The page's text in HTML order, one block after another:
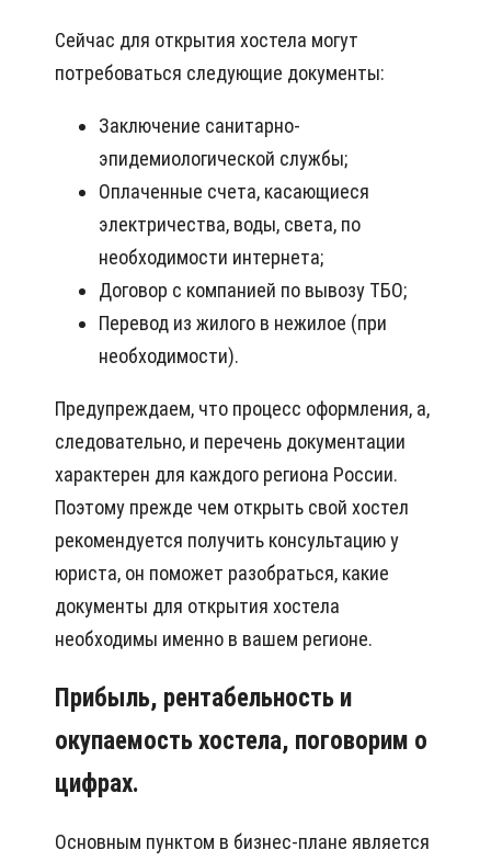
Сейчас для открытия хостела могут
потребоваться следующие документы:
Заключение санитарно-
эпидемиологической службы;
Оплаченные счета, касающиеся
электричества, воды, света, по
необходимости интернета;
Договор с компанией по вывозу ТБО;
Перевод из жилого в нежилое (при
необходимости).
Предупреждаем, что процесс оформления, а,
следовательно, и перечень документации
характерен для каждого региона России.
Поэтому прежде чем открыть свой хостел
рекомендуется получить консультацию у
юриста, он поможет разобраться, какие
документы для открытия хостела
необходимы именно в вашем регионе.
Прибыль, рентабельность и
окупаемость хостела, поговорим о
цифрах.
Основным пунктом в бизнес-плане является